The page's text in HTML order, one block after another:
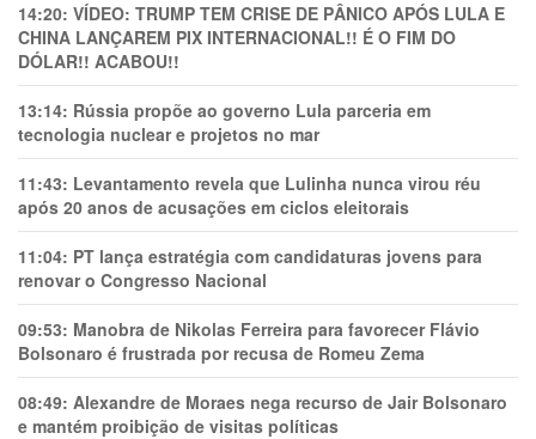
14:20: VÍDEO: TRUMP TEM CRlSE DE PÂNlCO APÓS LULA E
CHINA LANÇAREM PIX INTERNACIONAL!! É O FIM DO
DÓLAR!! ACABOU!!
13:14: Rússia propõe ao governo Lula parceria em
tecnologia nuclear e projetos no mar
11:43: Levantamento revela que Lulinha nunca virou réu
após 20 anos de acusações em ciclos eleitorais
11:04: PT lança estratégia com candidaturas jovens para
renovar o Congresso Nacional
09:53: Manobra de Nikolas Ferreira para favorecer Flávio
Bolsonaro é frustrada por recusa de Romeu Zema
08:49: Alexandre de Moraes nega recurso de Jair Bolsonaro
e mantém proibição de visitas políticas